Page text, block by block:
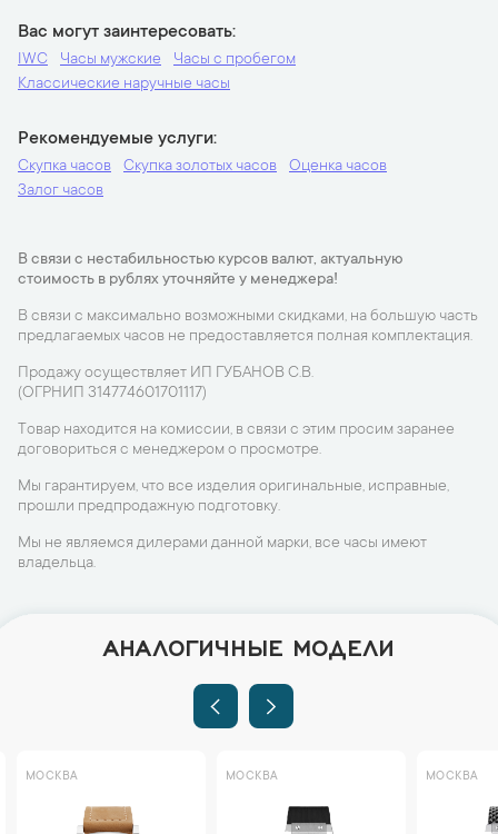
Вас могут заинтересовать
IWC Часы мужские
Часы с пробегом
Классические наручные часы
Рекомендуемые услуги
Скупка часов Скупка золотых часов
Оценка часов
Залог часов
В связи с нестабильностью курсов валют, актуальную
стоимость в рублях уточняйте у менеджера!
В связи с максимально возможными скидками, на большую часть
предлагаемых часов не предоставляется полная комплектация.
Продажу осуществляет ИП ГУБАНОВ С.В.
(ОГРНИП 314774601701117)
Товар находится на комиссии, в связи с этим просим заранее
договориться с менеджером о просмотре.
Мы гарантируем, что все изделия оригинальные, исправные,
прошли предпродажную подготовку.
Мы не являемся дилерами данной марки, все часы имеют
владельца.
АНАЛОГИЧНЫЕ МОДЕЛИ
МОСКВА МОСКВА МОСКВА